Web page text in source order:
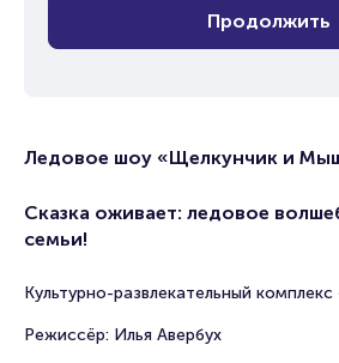
Продолжить
Ледовое шоу «Щелкунчик и
Сказка оживает: ледовое
семьи!
Культурно-развлекательный
Режиссёр: Илья Авербух